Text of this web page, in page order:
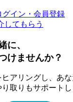
グイン・会員登録
してもらう
に、
けませんか？
アリングし、あ
取りもサポートし